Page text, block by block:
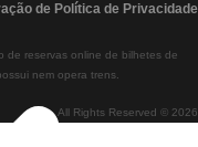
All Rights Reserved © 2026
de reservas online de bilhetes de
nem opera trens.
de Política de Privacidade